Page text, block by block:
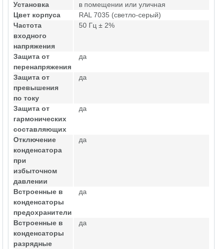
Установка
в помещении или уличная
Цвет корпуса
RAL 7035 (светло-серый)
Частота
входного
напряжения
50 Гц ± 2%
Защита от
перенапряжения
да
Защита от
превышения
по току
да
Защита от
гармонических
составляющих
да
Отключение
конденсатора
при
избыточном
давлении
да
Встроенные в
конденсаторы
предохранители
да
Встроенные в
конденсаторы
разрядные
да